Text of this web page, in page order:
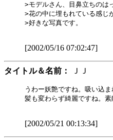
>モデルさん、目鼻立ちのは
>花の中に埋もれている感じ
>好きな写真です。
[2002/05/16 07:02:47]
タイトル＆名前： ＪＪ
うわー妖艶ですね。吸い込ま
髪も変わらず綺麗ですね。素
[2002/05/21 00:13:34]